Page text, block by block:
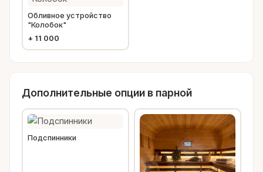
Обливное устройство
"Колобок"
+ 11 000
Дополнительные опции в парной
Подспинники